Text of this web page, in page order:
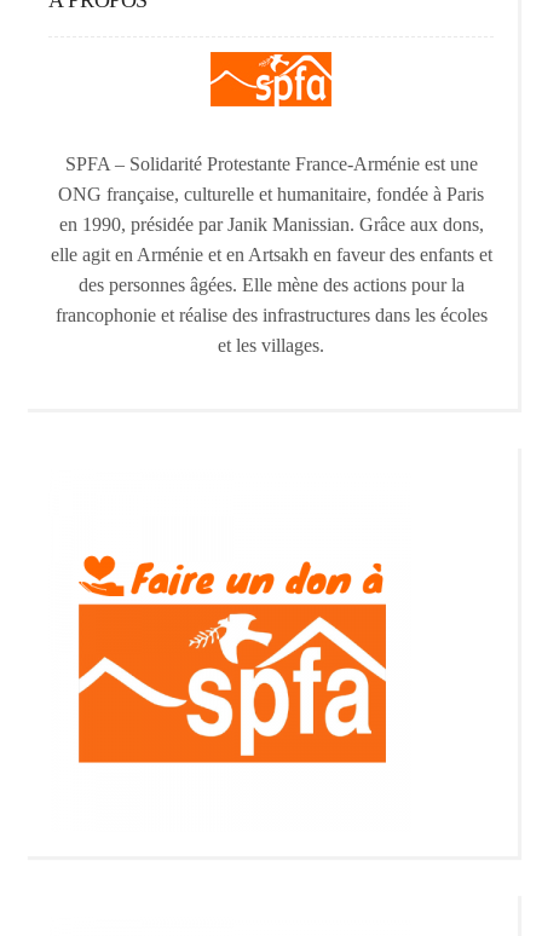
SPFA – Solidarité Protestante France-Arménie est une
ONG française, culturelle et humanitaire, fondée à Paris
en 1990, présidée par Janik Manissian. Grâce aux dons,
elle agit en Arménie et en Artsakh en faveur des enfants et
des personnes âgées. Elle mène des actions pour la
francophonie et réalise des infrastructures dans les écoles
et les villages.